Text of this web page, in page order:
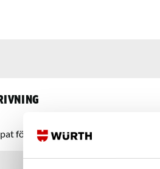
för t.ex. isoleringsmaterial.